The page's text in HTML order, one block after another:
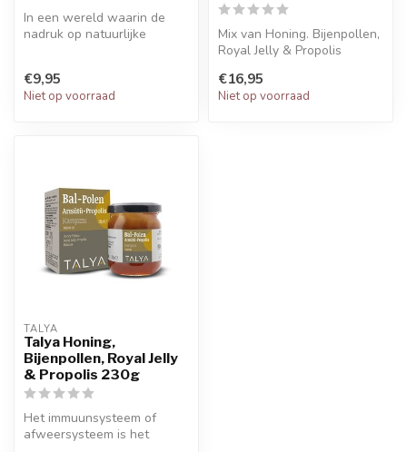
In een wereld waarin de
nadruk op natuurlijke
€9,95
Niet op voorraad
Mix van Honing. Bijenpollen,
Royal Jelly & Propolis
kinder...
€16,95
Niet op voorraad
TALYA
Talya Honing,
Bijenpollen, Royal Jelly
& Propolis 230g
Het immuunsysteem of
afweersysteem is het